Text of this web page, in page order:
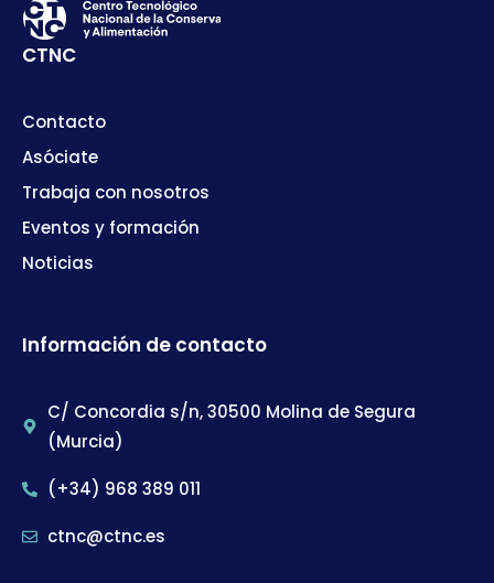
CTNC
Contacto
Asóciate
Trabaja con nosotros
Eventos y formación
Noticias
Información de contacto
C/ Concordia s/n, 30500 Molina de Segura
(Murcia)
(+34) 968 389 011
ctnc@ctnc.es